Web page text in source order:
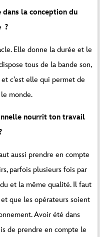
la conception du
?
Elle donne la durée et le
tous de la bande son,
c’est elle qui permet de
monde.
nourrit ton travail
aussi prendre en compte
parfois plusieurs fois par
et la même qualité. Il faut
que les opérateurs soient
Avoir été dans
de prendre en compte le